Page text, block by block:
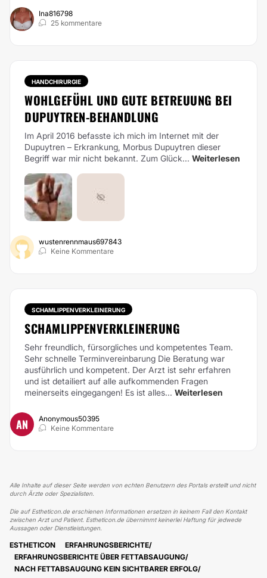
Ina816798
25 kommentare
HANDCHIRURGIE
WOHLGEFÜHL UND GUTE BETREUUNG BEI
DUPUYTREN-BEHANDLUNG
Im April 2016 befasste ich mich im Internet mit der
Dupuytren – Erkrankung, Morbus Dupuytren dieser
Begriff war mir nicht bekannt. Zum Glück... Weiterlesen
wustenrennmaus697843
Keine Kommentare
SCHAMLIPPENVERKLEINERUNG
SCHAMLIPPENVERKLEINERUNG
Sehr freundlich, fürsorgliches und kompetentes Team.
Sehr schnelle Terminvereinbarung Die Beratung war
ausführlich und kompetent. Der Arzt ist sehr erfahren
und ist detailiert auf alle aufkommenden Fragen
meinerseits eingegangen! Es ist alles... Weiterlesen
AN
Anonymous50395
Keine Kommentare
Alle Inhalte auf dieser Seite werden von echten Benutzern des Portals erstellt und nicht
durch Ärzte oder Spezialisten.
Die auf Estheticon.de erschienen Informationen ersetzen in keinem Fall den Kontakt
zwischen Arzt und Patient. Estheticon.de übernimmt keinerlei Haftung für jedwede
Aussagen oder Dienstleistungen.
ESTHETICON
ERFAHRUNGSBERICHTE
ERFAHRUNGSBERICHTE ÜBER FETTABSAUGUNG
NACH FETTABSAUGUNG KEIN SICHTBARER ERFOLG